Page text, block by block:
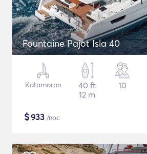
Fountaine Pajot Isla 40
Katamaran
40 ft
12 m
10
$933 /noc